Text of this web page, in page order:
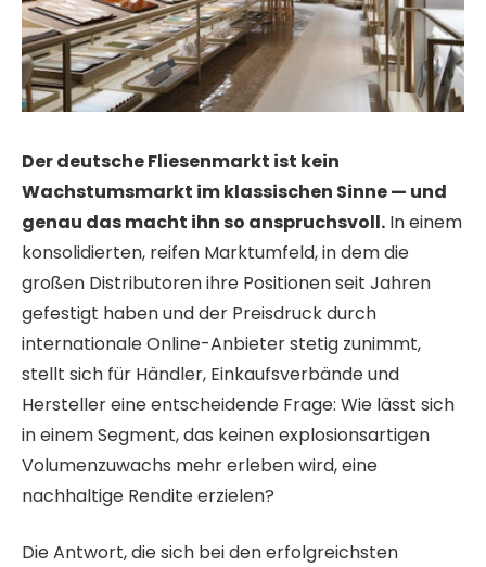
Der deutsche Fliesenmarkt ist kein
Wachstumsmarkt im klassischen Sinne — und
genau das macht ihn so anspruchsvoll. In einem
konsolidierten, reifen Marktumfeld, in dem die
großen Distributoren ihre Positionen seit Jahren
gefestigt haben und der Preisdruck durch
internationale Online-Anbieter stetig zunimmt,
stellt sich für Händler, Einkaufsverbände und
Hersteller eine entscheidende Frage: Wie lässt sich
in einem Segment, das keinen explosionsartigen
Volumenzuwachs mehr erleben wird, eine
nachhaltige Rendite erzielen?
Die Antwort, die sich bei den erfolgreichsten